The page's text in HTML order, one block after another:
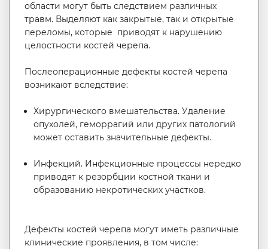
области могут быть следствием различных
травм. Выделяют как закрытые, так и открытые
переломы, которые приводят к нарушению
целостности костей черепа.
Послеоперационные дефекты костей черепа
возникают вследствие:
Хирургического вмешательства. Удаление
опухолей, геморрагий или других патологий
может оставить значительные дефекты.
Инфекций. Инфекционные процессы нередко
приводят к резорбции костной ткани и
образованию некротических участков.
Дефекты костей черепа могут иметь различные
клинические проявления, в том числе: